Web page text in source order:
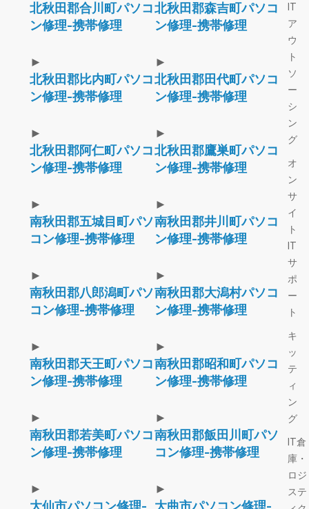
北秋田郡合川町パソコ
ン修理-携帯修理
北秋田郡森吉町パソコ
ン修理-携帯修理
►
北秋田郡比内町パソコ
ン修理-携帯修理
►
北秋田郡田代町パソコ
ン修理-携帯修理
►
北秋田郡阿仁町パソコ
ン修理-携帯修理
►
北秋田郡鷹巣町パソコ
ン修理-携帯修理
►
南秋田郡五城目町パソ
コン修理-携帯修理
►
南秋田郡井川町パソコ
ン修理-携帯修理
►
南秋田郡八郎潟町パソ
コン修理-携帯修理
►
南秋田郡大潟村パソコ
ン修理-携帯修理
►
南秋田郡天王町パソコ
ン修理-携帯修理
►
南秋田郡昭和町パソコ
ン修理-携帯修理
►
南秋田郡若美町パソコ
ン修理-携帯修理
►
南秋田郡飯田川町パソ
コン修理-携帯修理
►
►
IT
ア
ウ
ト
ソ
ー
シ
ン
グ
オ
ン
サ
イ
ト
IT
サ
ポ
ー
ト
キ
ッ
テ
ィ
ン
グ
IT倉
庫・
ロジ
ステ